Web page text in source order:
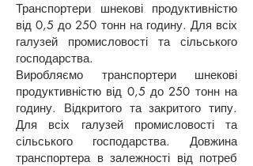
Транспортери шнекові продуктивністю
від 0,5 до 250 тонн на годину. Для всіх
галузей промисловості та сільського
господарства.
Виробляємо транспортери шнекові
продуктивністю від 0,5 до 250 тонн на
годину. Відкритого та закритого типу.
Для всіх галузей промисловості та
сільського господарства. Довжина
транспортера в залежності від потреб